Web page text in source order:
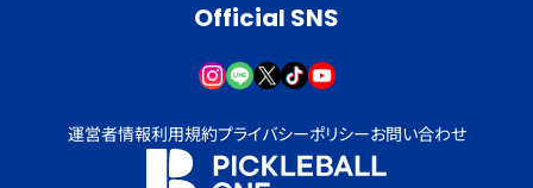
Official SNS
運営者情報利用規約プライバシーポリシーお問い合わせ